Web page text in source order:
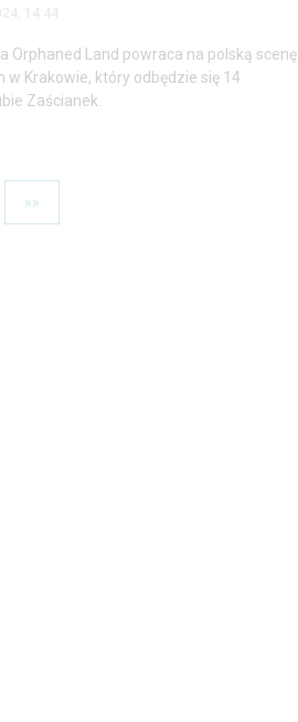
14:44
Orphaned Land powraca na polską scenę
Krakowie, który odbędzie się 14
Zaścianek.
»»